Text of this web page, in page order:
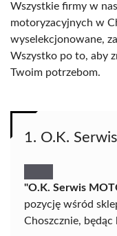
Wszystkie firmy w
motoryzacyjnych w
wyselekcjonowane,
Wszystko po to, aby
Twoim potrzebom.
1. O.K.
"O.K. Serwis
pozycję wśród
Choszcznie,